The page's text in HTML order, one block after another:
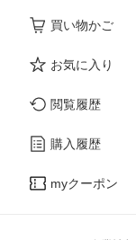
買い物かご
お気に入り
閲覧履歴
購入履歴
myクーポン